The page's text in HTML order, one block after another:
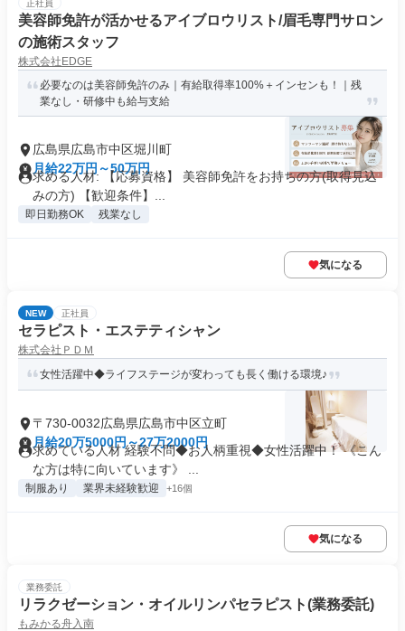
正社員
美容師免許が活かせるアイブロウリスト/眉毛専門サロン
の施術スタッフ
株式会社EDGE
必要なのは美容師免許のみ｜有給取得率100%＋インセンも！｜残
業なし・研修中も給与支給
広島県広島市中区堀川町
月給22万円～50万円
求める人材: 【応募資格】 美容師免許をお持ちの方(取得見込
みの方) 【歓迎条件】...
即日勤務OK 残業なし
気になる
NEW 正社員
セラピスト・エステティシャン
株式会社ＰＤＭ
女性活躍中◆ライフステージが変わっても長く働ける環境♪
〒730-0032広島県広島市中区立町
月給20万5000円～27万2000円
求めている人材 経験不問◆お人柄重視◆女性活躍中！ 《こん
な方は特に向いています》 ...
制服あり 業界未経験歓迎 +16個
気になる
業務委託
リラクゼーション・オイルリンパセラピスト(業務委託)
もみかる舟入南